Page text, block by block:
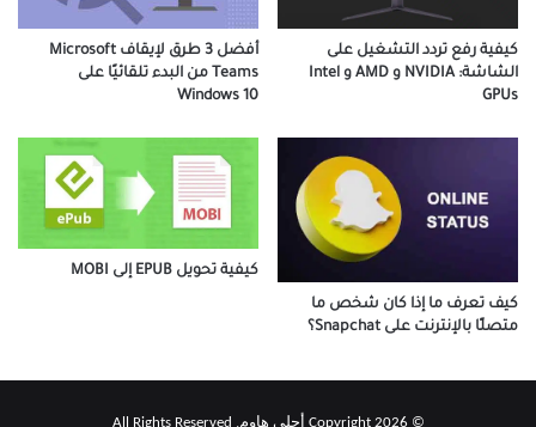
كيفية رفع تردد التشغيل على
الشاشة: NVIDIA و AMD و Intel
GPUs
أفضل 3 طرق لإيقاف Microsoft
Teams من البدء تلقائيًا على
Windows 10
كيف تعرف ما إذا كان شخص ما
متصلًا بالإنترنت على Snapchat؟
كيفية تحويل EPUB إلى MOBI
© Copyright 2026 أحلى هاوم, All Rights Reserved